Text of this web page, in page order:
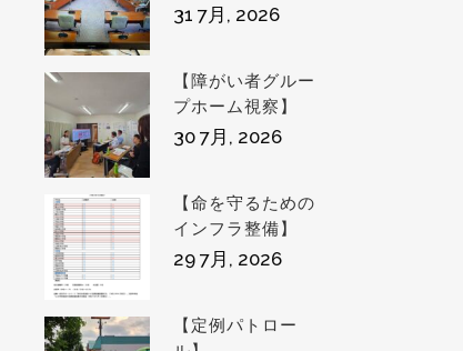
31 7月, 2026
【障がい者グルー
プホーム視察】
30 7月, 2026
【命を守るための
インフラ整備】
29 7月, 2026
【定例パトロー